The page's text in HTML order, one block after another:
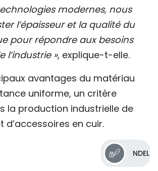
modernes, nous
l’épaisseur et la qualité du
pour répondre aux besoins
l’industrie », explique-t-elle.
avantages du matériau
uniforme, un critère
la production industrielle de
d’accessoires en cuir.
NDEL